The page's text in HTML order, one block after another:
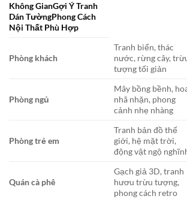
Không GianGợi Ý Tranh
Dán TườngPhong Cách
Nội Thất Phù Hợp
Phòng khách
Tranh biển, thác
nước, rừng cây,
tượng tối giản
Phòng ngủ
Mây bồng bềnh,
nhã nhặn, phong
cảnh nhẹ nhàng
Phòng trẻ em
Tranh bản đồ thế
giới, hệ mặt trời,
động vật ngộ
Quán cà phê
Gạch giả 3D, tranh
hươu trừu tượng,
phong cách retro